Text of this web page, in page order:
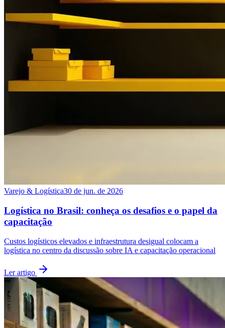
Varejo & Logística30 de jun. de 2026
Logística no Brasil: conheça os desafios e o papel da
capacitação
Custos logísticos elevados e infraestrutura desigual colocam a
logística no centro da discussão sobre IA e capacitação operacional
Ler artigo